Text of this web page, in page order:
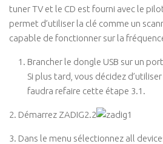
tuner TV et le CD est fourni avec le
permet d’utiliser la clé comme un
capable de fonctionner sur la
Brancher le dongle USB sur un
Si plus tard, vous décidez
faudra refaire cette étape 3.1.
2. Démarrez ZADIG2.2
3. Dans le menu sélectionnez all